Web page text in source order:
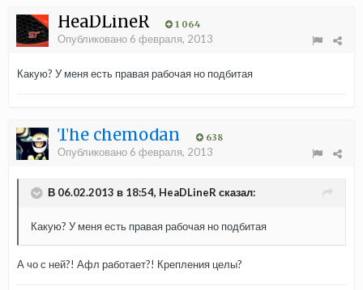
HeaDLineR 1 064
Опубликовано 6 февраля, 2013
Какую? У меня есть правая рабочая но подбитая
The chemodan 638
Опубликовано 6 февраля, 2013
В 06.02.2013 в 18:54, HeaDLineR сказал:
Какую? У меня есть правая рабочая но подбитая
А чо с ней?! Афл работает?! Крепления целы?